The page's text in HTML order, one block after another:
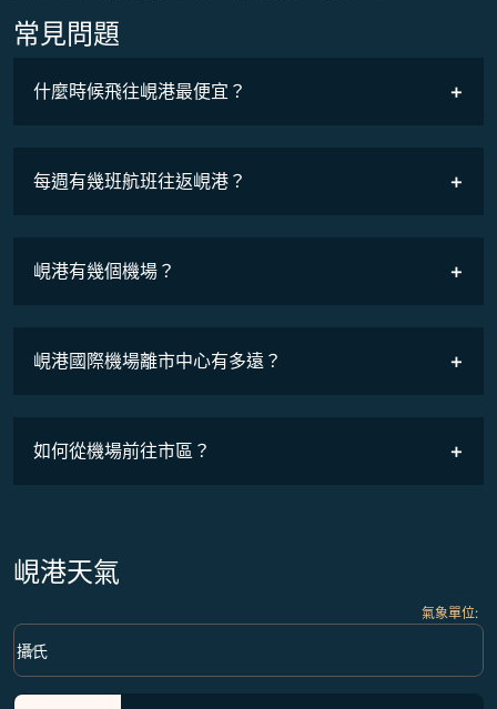
常見問題
什麼時候飛往峴港最便宜？
COSMILE會員
每週有幾班航班往返峴港？
峴港有幾個機場？
峴港國際機場離市中心有多遠？
如何從機場前往市區？
峴港天氣
氣象單位:
Weather unit option 攝氏 Selected
攝氏
keyboard_arrow_down